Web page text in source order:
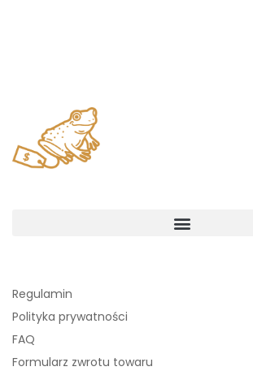
Regulamin
Polityka prywatności
FAQ
Formularz zwrotu towaru